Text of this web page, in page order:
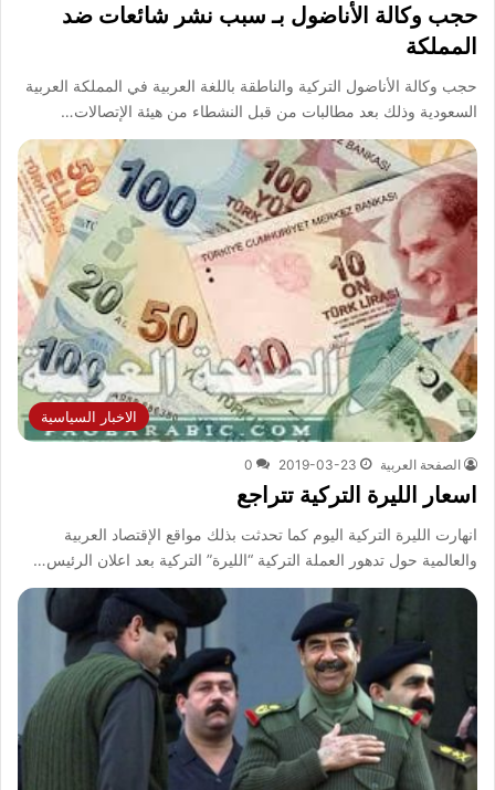
حجب وكالة الأناضول بـ سبب نشر شائعات ضد
المملكة
حجب وكالة الأناضول التركية والناطقة باللغة العربية في المملكة العربية
السعودية وذلك بعد مطالبات من قبل النشطاء من هيئة الإتصالات…
الاخبار السياسية
الصفحة العربية 2019-03-23
0
اسعار الليرة التركية تتراجع
انهارت الليرة التركية اليوم كما تحدثت بذلك مواقع الإقتصاد العربية
والعالمية حول تدهور العملة التركية “الليرة” التركية بعد اعلان الرئيس…